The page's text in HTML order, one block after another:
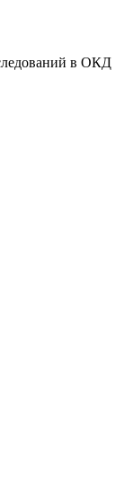
в ОКД